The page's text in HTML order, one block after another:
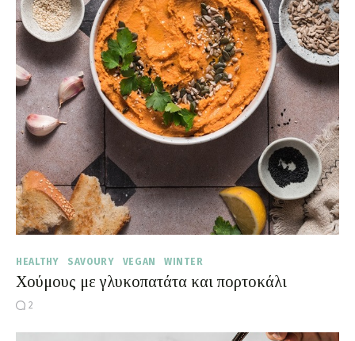
HEALTHY SAVOURY VEGAN WINTER
Χούμους με γλυκοπατάτα και πορτοκάλι
2